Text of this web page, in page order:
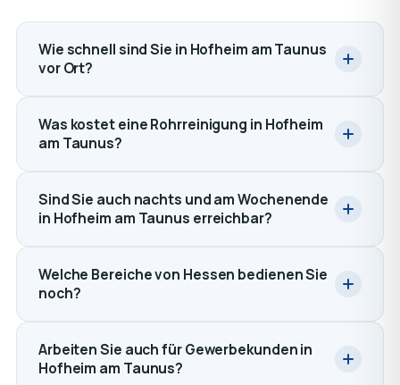
Wie schnell sind Sie in Hofheim am Taunus
vor Ort?
Was kostet eine Rohrreinigung in Hofheim
am Taunus?
Sind Sie auch nachts und am Wochenende
in Hofheim am Taunus erreichbar?
Welche Bereiche von Hessen bedienen Sie
noch?
Arbeiten Sie auch für Gewerbekunden in
Hofheim am Taunus?